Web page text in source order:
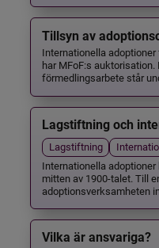
Tillsyn av
Internationella
har MFoF:s
förmedlingsarbete står
Lagstiftning och
Lagstiftning
Internationella
mitten av 1900-talet. Till
adoptionsverksamheten
Vilka är ansvariga?